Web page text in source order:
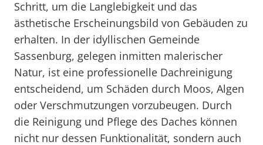
Schritt, um die Langlebigkeit und das
ästhetische Erscheinungsbild von Gebäuden zu
erhalten. In der idyllischen Gemeinde
Sassenburg, gelegen inmitten malerischer
Natur, ist eine professionelle Dachreinigung
entscheidend, um Schäden durch Moos, Algen
oder Verschmutzungen vorzubeugen. Durch
die Reinigung und Pflege des Daches können
nicht nur dessen Funktionalität, sondern auch